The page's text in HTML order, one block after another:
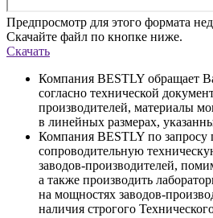
Предпросмотр для этого формата
Скачайте файл по кнопке ниже.
Скачать
Компания BESTLY обращает
согласно технической
производителей, материалы
в линейных размерах,
Компания BESTLY по запросу
сопроводительную
заводов-производителей,
а также производить
на мощностях заводов-
наличия строгого